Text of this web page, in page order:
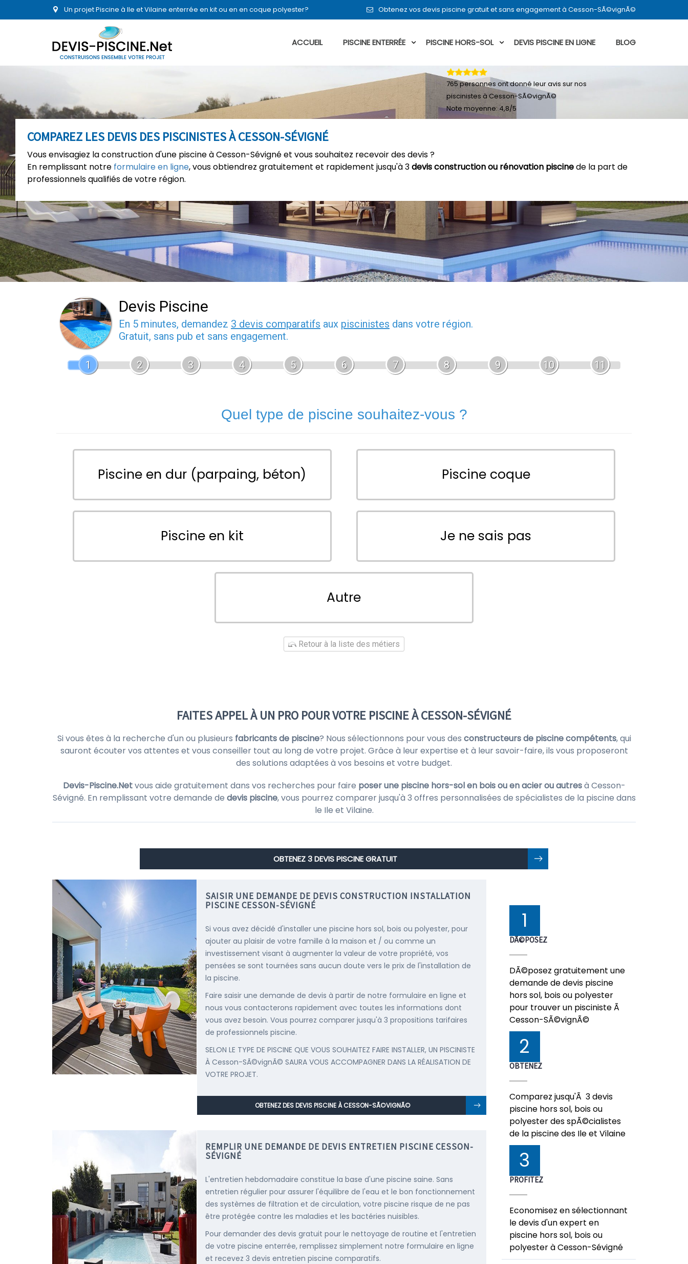
Un projet Piscine à Ile et Vilaine enterrée en kit ou en en coque polyester? Obtenez vos devis piscine gratuit et sans engagement à Cesson-SÃ©vignÃ©
ACCUEIL PISCINE ENTERRÉE PISCINE HORS-SOL DEVIS PISCINE EN LIGNE BLOG
COMPAREZ LES DEVIS DES PISCINISTES À CESSON-SÉVIGNÉ
Vous envisagiez la construction d'une piscine à Cesson-Sévigné et vous souhaitez recevoir des devis ?
En remplissant notre formulaire en ligne, vous obtiendrez gratuitement et rapidement jusqu'à 3devis construction ou rénovation piscinede la part de
professionnels qualifiés de votre région.
765personnes ont donné leuravis sur nos
piscinistes à Cesson-SÃ©vignÃ©
Note moyenne:4,8/5
Devis Piscine
En 5 minutes, demandez 3 devis comparatifs aux piscinistes dans votre région.
Gratuit, sans pub et sans engagement.
1 2 3 4 5 6 7 8 9 10 11
Quel type de piscine souhaitez-vous ?
Piscine en dur (parpaing, béton) Piscine coque
Piscine en kit Je ne sais pas
Autre
Retour à la liste des métiers
FAITES APPEL À UN PRO POUR VOTRE PISCINE À CESSON-SÉVIGNÉ
Si vous êtes à la recherche d'un ou plusieurs fabricants de piscine? Nous sélectionnons pour vous des constructeurs de piscine compétents, qui
sauront écouter vos attentes et vous conseiller tout au long de votre projet. Grâce à leur expertise et à leur savoir-faire, ils vous proposeront
des solutions adaptées à vos besoins et votre budget.
Devis-Piscine.Netvous aide gratuitement dans vos recherches pour faire poser une piscine hors-sol en bois ou en acier ou autresà Cesson-
Sévigné. En remplissant votre demande de devis piscine, vous pourrez comparer jusqu'à 3 offres personnalisées de spécialistes de la piscine dans
le Ile et Vilaine.
OBTENEZ 3 DEVIS PISCINE GRATUIT
SAISIR UNE DEMANDE DE DEVIS CONSTRUCTION INSTALLATION
PISCINE CESSON-SÉVIGNÉ
Si vous avez décidé d'installer une piscine hors sol, bois ou polyester, pour
ajouter au plaisir de votre famille à la maison et / ou comme un
investissement visant à augmenter la valeur de votre propriété, vos
pensées se sont tournées sans aucun doute vers le prix de l'installation de
la piscine.
Faire saisir une demande de devis à partir de notre formulaire en ligne et
nous vous contacterons rapidement avec toutes les informations dont
vous avez besoin. Vous pourrez comparer jusqu'à 3 propositions tarifaires
de professionnels piscine.
SELON LE TYPE DE PISCINE QUE VOUS SOUHAITEZ FAIRE INSTALLER, UN PISCINISTE
À Cesson-SÃ©vignÃ© SAURA VOUS ACCOMPAGNER DANS LA RÉALISATION DE
VOTRE PROJET.
OBTENEZ DES DEVIS PISCINE À CESSON-SÃ©VIGNÃ©
REMPLIR UNE DEMANDE DE DEVIS ENTRETIEN PISCINE CESSON-
SÉVIGNÉ
L'entretien hebdomadaire constitue la base d'une piscine saine. Sans
entretien régulier pour assurer l'équilibre de l'eau et le bon fonctionnement
des systèmes de filtration et de circulation, votre piscine risque de ne pas
être protégée contre les maladies et les bactéries nuisibles.
Pour demander des devis gratuit pour le nettoyage de routine et l'entretien
de votre piscine enterrée, remplissez simplement notre formulaire en ligne
et recevez 3 devis entretien piscine comparatifs.
1
DÃ©POSEZ
DÃ©posez gratuitement une
demande de devis piscine
hors sol, bois ou polyester
pour trouver un pisciniste Ã
Cesson-SÃ©vignÃ©
2
OBTENEZ
Comparez jusqu'Ã 3 devis
piscine hors sol, bois ou
polyester des spÃ©cialistes
de la piscine des Ile et Vilaine
3
PROFITEZ
Economisez en sélectionnant
le devis d'un expert en
piscine hors sol, bois ou
polyester à Cesson-Sévigné